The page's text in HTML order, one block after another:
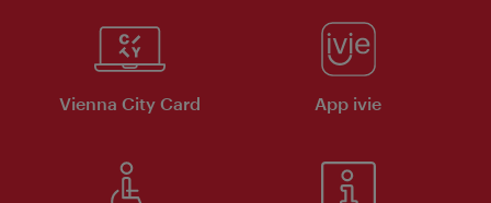
Vienna City Card App ivie